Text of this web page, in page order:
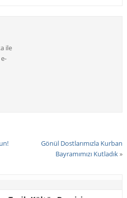
ile
Gönül Dostlarımızla Kurban
Bayramımızı Kutladık»